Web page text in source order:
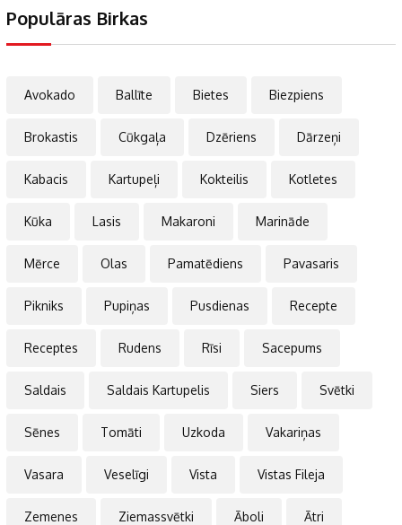
Populāras Birkas
Avokado Ballīte Bietes Biezpiens
Brokastis Cūkgaļa Dzēriens Dārzeņi
Kabacis Kartupeļi Kokteilis Kotletes
Kūka Lasis Makaroni Marināde
Mērce Olas Pamatēdiens Pavasaris
Pikniks Pupiņas Pusdienas Recepte
Receptes Rudens Rīsi Sacepums
Saldais Saldais Kartupelis Siers Svētki
Sēnes Tomāti Uzkoda Vakariņas
Vasara Veselīgi Vista Vistas Fileja
Zemenes Ziemassvētki Āboli Ātri